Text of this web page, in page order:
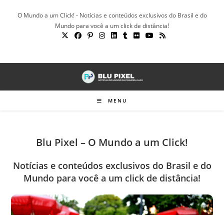
O Mundo a um Click! - Notícias e conteúdos exclusivos do Brasil e do
Mundo para você a um click de distância!
MENU
Blu Pixel – O Mundo a um Click!
Notícias e conteúdos exclusivos do Brasil e do
Mundo para você a um click de distância!